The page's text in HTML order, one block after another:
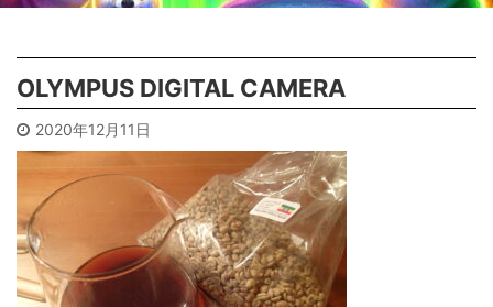
OLYMPUS DIGITAL CAMERA
2020年12月11日